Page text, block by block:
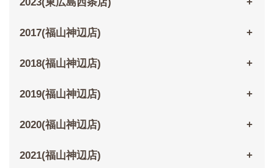
2017(福山神辺店)
2018(福山神辺店)
2019(福山神辺店)
2020(福山神辺店)
2021(福山神辺店)